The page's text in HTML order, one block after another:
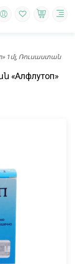
1մլ, Ռուսաստան
«Алфлутоп»